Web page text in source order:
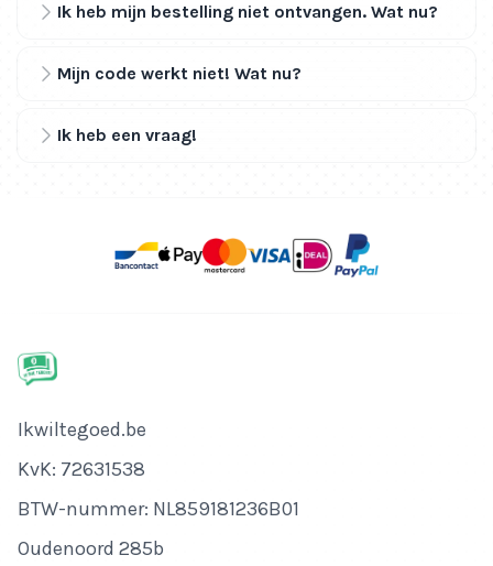
Ik heb mijn bestelling niet ontvangen. Wat nu?
Mijn code werkt niet! Wat nu?
Ik heb een vraag!
Bedrijfsnaam
Ikwiltegoed.be
KvK-nummer
KvK: 72631538
Btw-nummer
BTW-nummer: NL859181236B01
Adres
Oudenoord 285b